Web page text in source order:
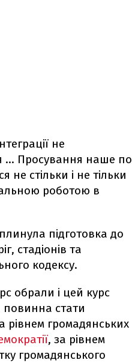
не
... Просування наше по
не стільки і не тільки
роботою в
підготовка до
стадіонів та
кодексу.
обрали і цей курс
повинна стати
рівнем громадянських
, за рівнем
громадянського